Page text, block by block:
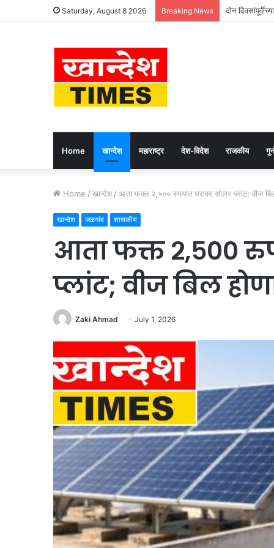
Saturday, August 8 2026 Breaking News दोन
Home खान्देश महाराष्ट्र देश-विदेश राजकीय
Home / खान्देश / आता फक्त २,५०० रुपयांत घरावर सोलर प्लांट; वीज
खान्देश जळगांव शासकीय
आता फक्त २,५००
प्लांट; वीज बिल
Zaki Ahmad July 1, 2026